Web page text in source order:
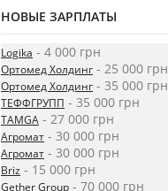
НОВЫЕ ЗАРПЛАТЫ
Logika - 4 000 грн
Ортомед Холдинг - 25 000 грн
Ортомед Холдинг - 35 000 грн
ТЕФФГРУПП - 35 000 грн
TAMGA - 27 000 грн
Агромат - 30 000 грн
Агромат - 30 000 грн
Briz - 15 000 грн
Gether Group - 70 000 грн